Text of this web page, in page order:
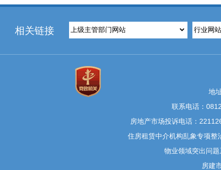
相关链接
地
联系电话：
房地产市场投诉电话：
住房租赁中介机构乱象专项
物业领域突出问
房建